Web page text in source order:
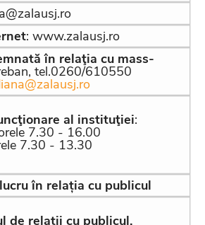
: www.zalausj.ro
în relaţia cu mass-
tel.0260/610550
al instituţiei:
7.30 - 16.00
7.30 - 13.30
în relația cu publicul
de relații cu publicul,